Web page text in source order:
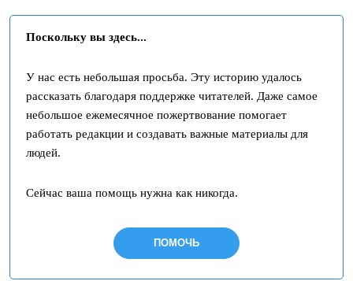
Поскольку вы здесь...
У нас есть небольшая просьба. Эту историю удалось
рассказать благодаря поддержке читателей. Даже самое
небольшое ежемесячное пожертвование помогает
работать редакции и создавать важные материалы для
людей.
Сейчас ваша помощь нужна как никогда.
ПОМОЧЬ